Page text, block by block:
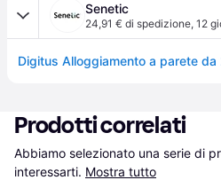
Senetic
24,91 € di spedizione, 12
Prodotti correlati
Abbiamo selezionato una serie di
interessarti. Mostra tutto